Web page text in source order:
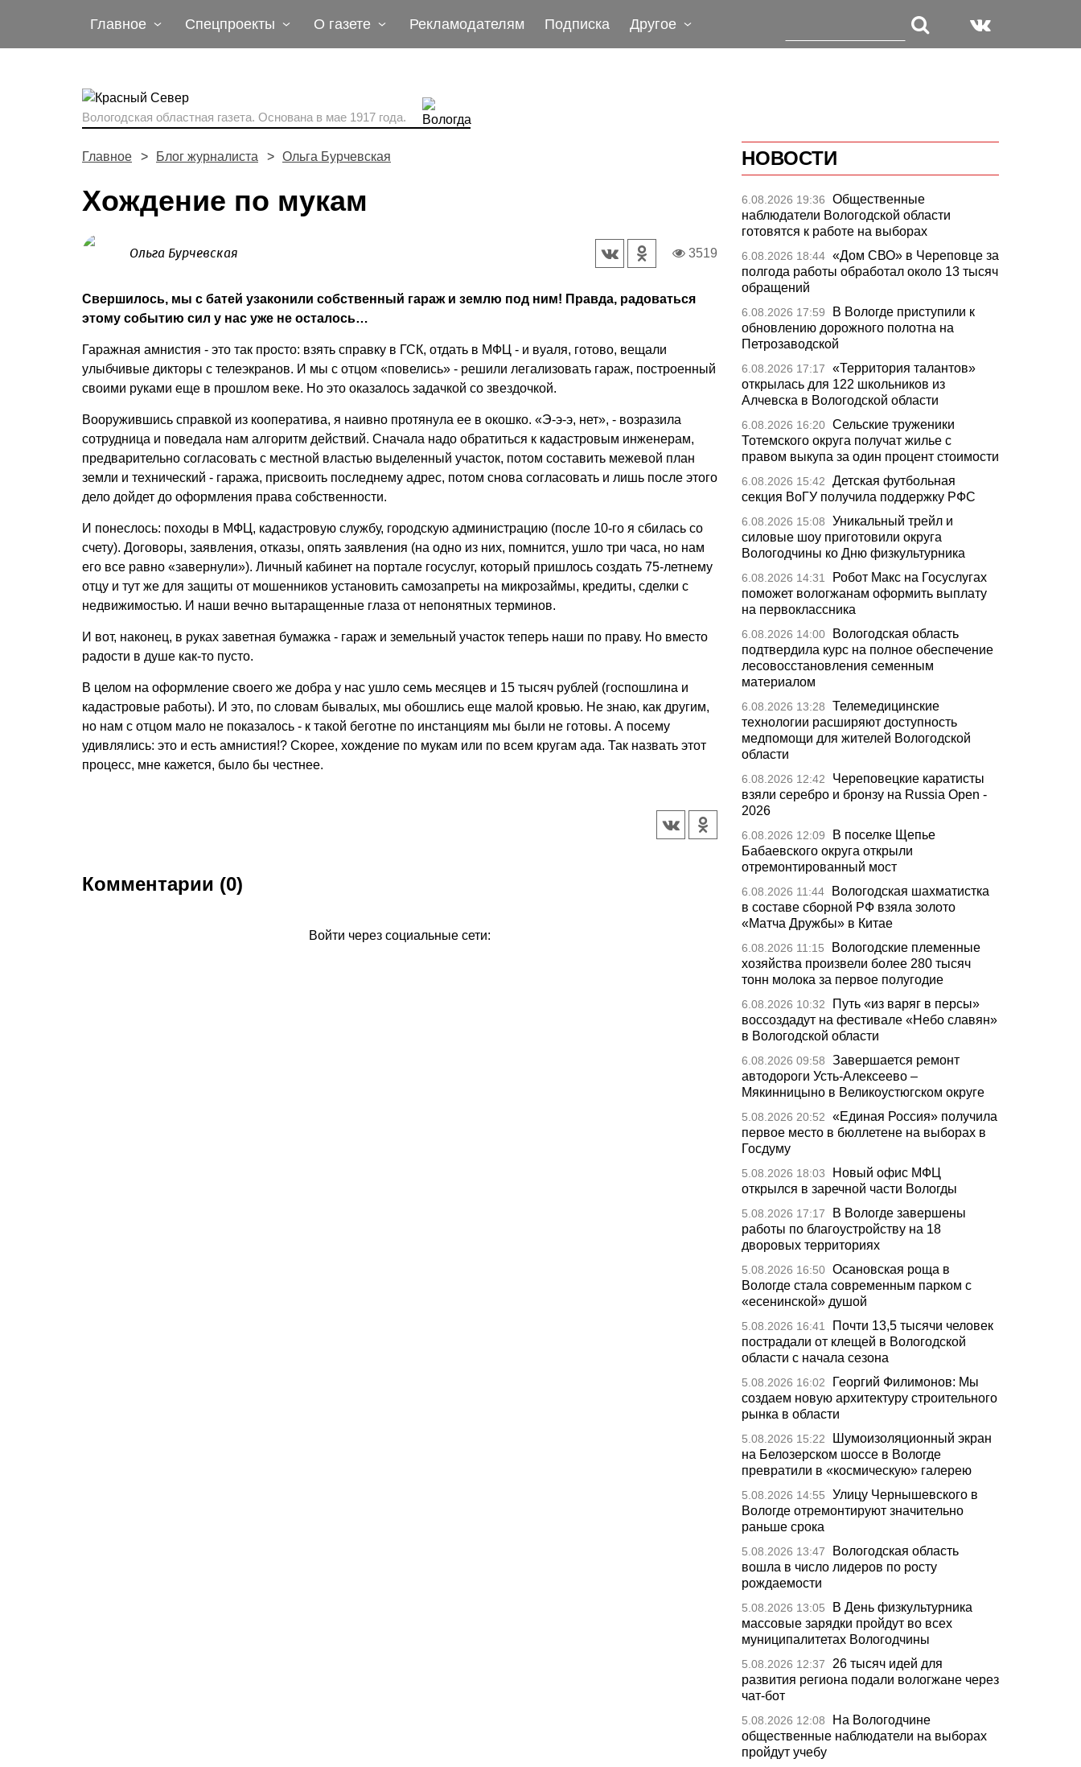
Главное Спецпроекты О газете Рекламодателям Подписка Другое
Вологодская областная газета. Основана в мае 1917 года.
Главное Блог журналиста Ольга Бурчевская
Хождение по мукам
Ольга Бурчевская 3519
Свершилось, мы с батей узаконили собственный гараж и землю под ним! Правда, радоваться
этому событию сил у нас уже не осталось…
Гаражная амнистия - это так просто: взять справку в ГСК, отдать в МФЦ - и вуаля, готово, вещали
улыбчивые дикторы с телеэкранов. И мы с отцом «повелись» - решили легализовать гараж, построенный
своими руками еще в прошлом веке. Но это оказалось задачкой со звездочкой.
Вооружившись справкой из кооператива, я наивно протянула ее в окошко. «Э-э-э, нет», - возразила
сотрудница и поведала нам алгоритм действий. Сначала надо обратиться к кадастровым инженерам,
предварительно согласовать с местной властью выделенный участок, потом составить межевой план
земли и технический - гаража, присвоить последнему адрес, потом снова согласовать и лишь после этого
дело дойдет до оформления права собственности.
И понеслось: походы в МФЦ, кадастровую службу, городскую администрацию (после 10-го я сбилась со
счету). Договоры, заявления, отказы, опять заявления (на одно из них, помнится, ушло три часа, но нам
его все равно «завернули»). Личный кабинет на портале госуслуг, который пришлось создать 75-летнему
отцу и тут же для защиты от мошенников установить самозапреты на микрозаймы, кредиты, сделки с
недвижимостью. И наши вечно вытаращенные глаза от непонятных терминов.
И вот, наконец, в руках заветная бумажка - гараж и земельный участок теперь наши по праву. Но вместо
радости в душе как-то пусто.
В целом на оформление своего же добра у нас ушло семь месяцев и 15 тысяч рублей (госпошлина и
кадастровые работы). И это, по словам бывалых, мы обошлись еще малой кровью. Не знаю, как другим,
но нам с отцом мало не показалось - к такой беготне по инстанциям мы были не готовы. А посему
удивлялись: это и есть амнистия!? Скорее, хождение по мукам или по всем кругам ада. Так назвать этот
процесс, мне кажется, было бы честнее.
Комментарии (0)
Войти через социальные сети:
НОВОСТИ
6.08.2026 19:36
Общественные
наблюдатели Вологодской области
готовятся к работе на выборах
6.08.2026 18:44 «Дом СВО» в Череповце за
полгода работы обработал около 13 тысяч
обращений
6.08.2026 17:59
В Вологде приступили к
обновлению дорожного полотна на
Петрозаводской
6.08.2026 17:17
«Территория талантов»
открылась для 122 школьников из
Алчевска в Вологодской области
6.08.2026 16:20 Сельские труженики
Тотемского округа получат жилье с
правом выкупа за один процент стоимости
6.08.2026 15:42
Детская футбольная
секция ВоГУ получила поддержку РФС
6.08.2026 15:08
Уникальный трейл и
силовые шоу приготовили округа
Вологодчины ко Дню физкультурника
6.08.2026 14:31
Робот Макс на Госуслугах
поможет вологжанам оформить выплату
на первоклассника
6.08.2026 14:00
Вологодская область
подтвердила курс на полное обеспечение
лесовосстановления семенным
материалом
6.08.2026 13:28
Телемедицинские
технологии расширяют доступность
медпомощи для жителей Вологодской
области
6.08.2026 12:42
Череповецкие каратисты
взяли серебро и бронзу на Russia Open -
2026
6.08.2026 12:09
В поселке Щепье
Бабаевского округа открыли
отремонтированный мост
6.08.2026 11:44
Вологодская шахматистка
в составе сборной РФ взяла золото
«Матча Дружбы» в Китае
6.08.2026 11:15
Вологодские племенные
хозяйства произвели более 280 тысяч
тонн молока за первое полугодие
6.08.2026 10:32
Путь «из варяг в персы»
воссоздадут на фестивале «Небо славян»
в Вологодской области
6.08.2026 09:58
Завершается ремонт
автодороги Усть-Алексеево –
Мякинницыно в Великоустюгском округе
5.08.2026 20:52
«Единая Россия» получила
первое место в бюллетене на выборах в
Госдуму
5.08.2026 18:03
Новый офис МФЦ
открылся в заречной части Вологды
5.08.2026 17:17
В Вологде завершены
работы по благоустройству на 18
дворовых территориях
5.08.2026 16:50 Осановская роща в
Вологде стала современным парком с
«есенинской» душой
5.08.2026 16:41
Почти 13,5 тысячи человек
пострадали от клещей в Вологодской
области с начала сезона
5.08.2026 16:02
Георгий Филимонов: Мы
создаем новую архитектуру строительного
рынка в области
5.08.2026 15:22
Шумоизоляционный экран
на Белозерском шоссе в Вологде
превратили в «космическую» галерею
5.08.2026 14:55
Улицу Чернышевского в
Вологде отремонтируют значительно
раньше срока
5.08.2026 13:47
Вологодская область
вошла в число лидеров по росту
рождаемости
5.08.2026 13:05
В День физкультурника
массовые зарядки пройдут во всех
муниципалитетах Вологодчины
5.08.2026 12:37
26 тысяч идей для
развития региона подали вологжане через
чат-бот
5.08.2026 12:08
На Вологодчине
общественные наблюдатели на выборах
пройдут учебу